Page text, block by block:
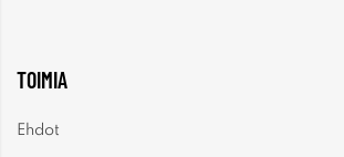
TOIMIA
Ehdot